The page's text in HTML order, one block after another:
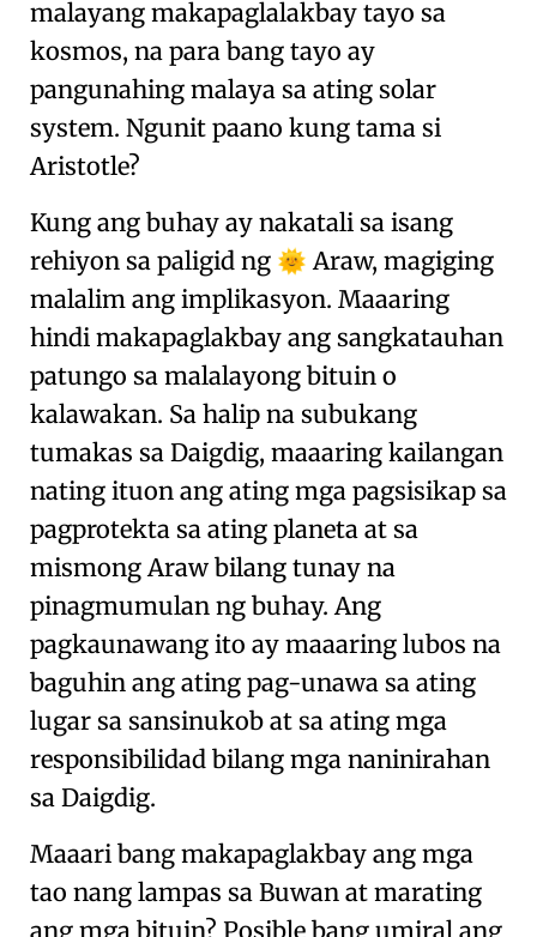
malayang makapaglalakbay tayo sa
kosmos, na para bang tayo ay
pangunahing malaya sa ating solar
system. Ngunit paano kung tama si
Aristotle?
Kung ang buhay ay nakatali sa isang
rehiyon sa paligid ng 🌞 Araw, magiging
malalim ang implikasyon. Maaaring
hindi makapaglakbay ang sangkatauhan
patungo sa malalayong bituin o
kalawakan. Sa halip na subukang
tumakas sa Daigdig, maaaring kailangan
nating ituon ang ating mga pagsisikap sa
pagprotekta sa ating planeta at sa
mismong Araw bilang tunay na
pinagmumulan ng buhay. Ang
pagkaunawang ito ay maaaring lubos na
baguhin ang ating pag-unawa sa ating
lugar sa sansinukob at sa ating mga
responsibilidad bilang mga naninirahan
sa Daigdig.
Maaari bang makapaglakbay ang mga
tao nang lampas sa Buwan at marating
ang mga bituin? Posible bang umiral ang